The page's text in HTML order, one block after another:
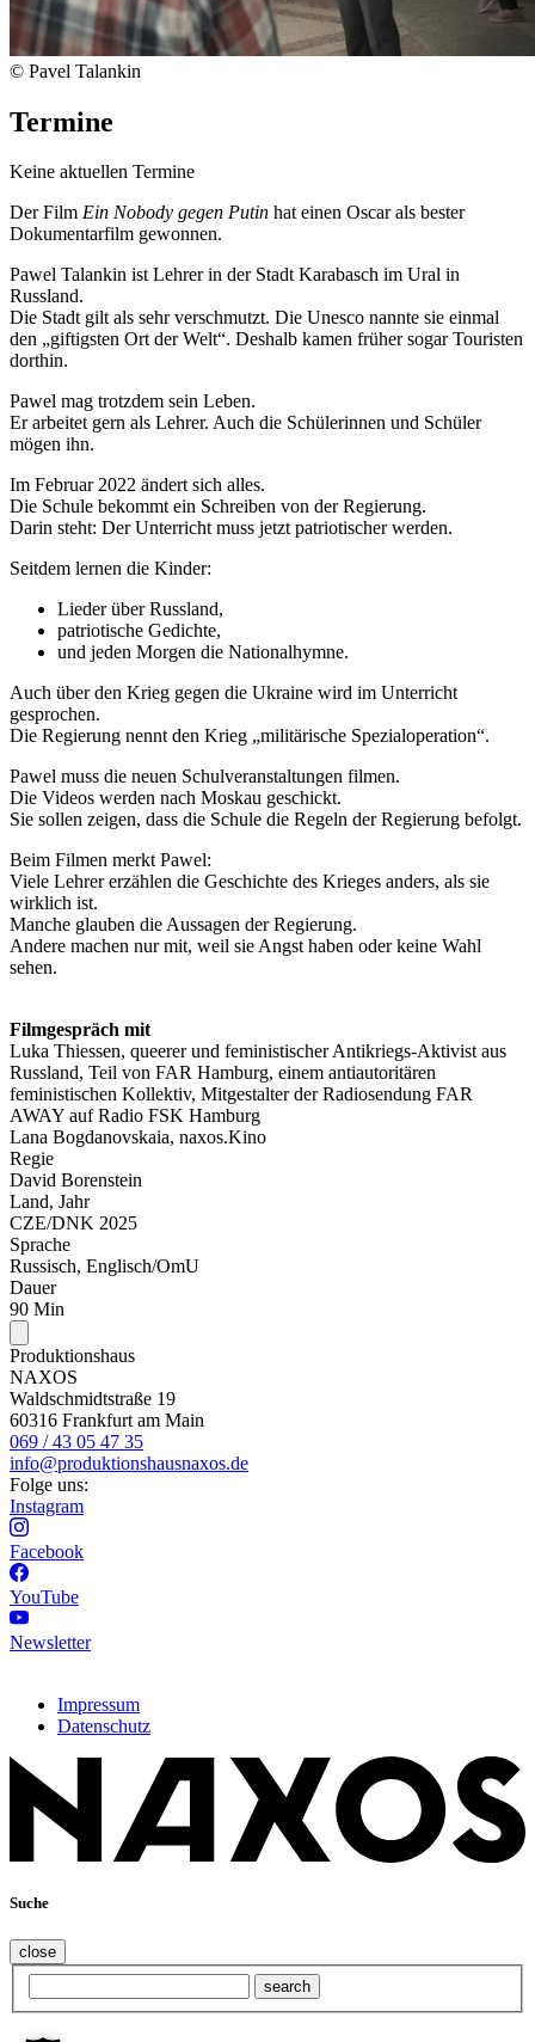
© Pavel Talankin
Termine
Keine aktuellen Termine
Der Film Ein Nobody gegen Putin hat einen Oscar als bester
Dokumentarfilm gewonnen.
Pawel Talankin ist Lehrer in der Stadt Karabasch im Ural in
Russland.
Die Stadt gilt als sehr verschmutzt. Die Unesco nannte sie einmal
den „giftigsten Ort der Welt“. Deshalb kamen früher sogar Touristen
dorthin.
Pawel mag trotzdem sein Leben.
Er arbeitet gern als Lehrer. Auch die Schülerinnen und Schüler
mögen ihn.
Im Februar 2022 ändert sich alles.
Die Schule bekommt ein Schreiben von der Regierung.
Darin steht: Der Unterricht muss jetzt patriotischer werden.
Seitdem lernen die Kinder:
Lieder über Russland,
patriotische Gedichte,
und jeden Morgen die Nationalhymne.
Auch über den Krieg gegen die Ukraine wird im Unterricht
gesprochen.
Die Regierung nennt den Krieg „militärische Spezialoperation“.
Pawel muss die neuen Schulveranstaltungen filmen.
Die Videos werden nach Moskau geschickt.
Sie sollen zeigen, dass die Schule die Regeln der Regierung befolgt.
Beim Filmen merkt Pawel:
Viele Lehrer erzählen die Geschichte des Krieges anders, als sie
wirklich ist.
Manche glauben die Aussagen der Regierung.
Andere machen nur mit, weil sie Angst haben oder keine Wahl
sehen.
Filmgespräch mit
Luka Thiessen, queerer und feministischer Antikriegs-Aktivist aus
Russland, Teil von FAR Hamburg, einem antiautoritären
feministischen Kollektiv, Mitgestalter der Radiosendung FAR
AWAY auf Radio FSK Hamburg
Lana Bogdanovskaia, naxos.Kino
Regie
David Borenstein
Land, Jahr
CZE/DNK 2025
Sprache
Russisch, Englisch/OmU
Dauer
90 Min
Produktionshaus
NAXOS
Waldschmidtstraße 19
60316 Frankfurt am Main
069 / 43 05 47 35
info@produktionshausnaxos.de
Folge uns:
Instagram
Facebook
YouTube
Newsletter
Impressum
Datenschutz
Suche
close
search